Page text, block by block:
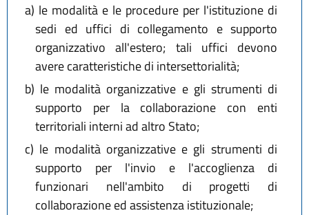
a) le modalità e le procedure per l'istituzione di
sedi ed uffici di collegamento e supporto
organizzativo all'estero; tali uffici devono
avere caratteristiche di intersettorialità;
b) le modalità organizzative e gli strumenti di
supporto per la collaborazione con enti
territoriali interni ad altro Stato;
c) le modalità organizzative e gli strumenti di
supporto per l'invio e l'accoglienza di
funzionari nell'ambito di progetti di
collaborazione ed assistenza istituzionale;